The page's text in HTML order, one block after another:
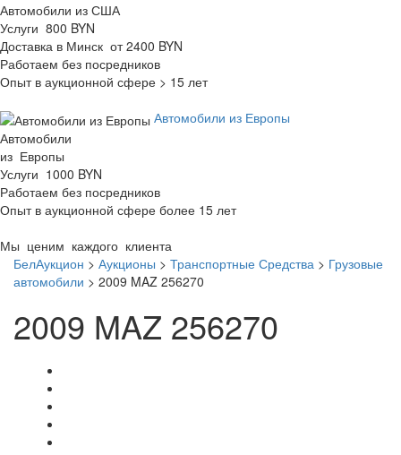
Автомобили из США
Услуги 800 BYN
Доставка в Минск от 2400 BYN
Работаем без посредников
Опыт в аукционной сфере > 15 лет
Автомобили из Европы
Автомобили
из Европы
Услуги 1000 BYN
Работаем без посредников
Опыт в аукционной сфере более 15 лет
Мы ценим каждого клиента
БелАукцион > Аукционы > Транспортные Средства > Грузовые
автомобили > 2009 MAZ 256270
2009 MAZ 256270